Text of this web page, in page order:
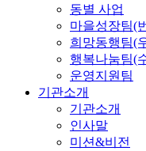
동별 사업
마을성장팀(
희망동행팀(
행복나눔팀(
운영지원팀
기관소개
기관소개
인사말
미션&비전